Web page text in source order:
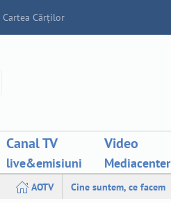
Cartea Cărților
Canal TV
live&emisiuni
Video
Mediacenter
AOTV Cine suntem, ce facem